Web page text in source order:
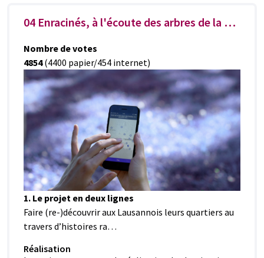
04 Enracinés, à l'écoute des arbres de la Ville
Nombre de votes
4854(4400 papier/454 internet)
1. Le projet en deux lignes
Faire (re-)découvrir aux Lausannois leurs quartiers au
travers d’histoires ra…
Réalisation